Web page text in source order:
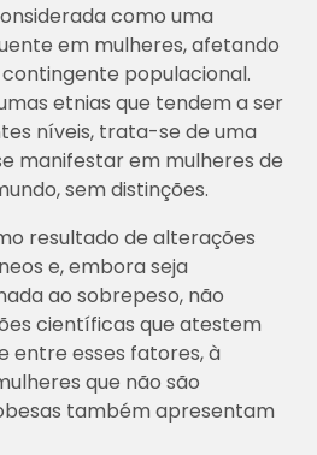
como uma
em mulheres, afetando
populacional.
etnias que tendem a ser
níveis, trata-se de uma
manifestar em mulheres de
sem distinções.
resultado de alterações
e, embora seja
ao sobrepeso, não
científicas que atestem
entre esses fatores, à
que não são
também apresentam